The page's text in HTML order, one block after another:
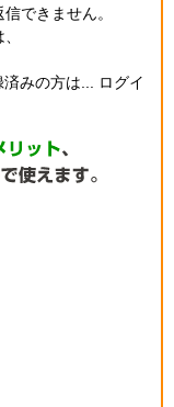
できません。
みの方は...
ログイ